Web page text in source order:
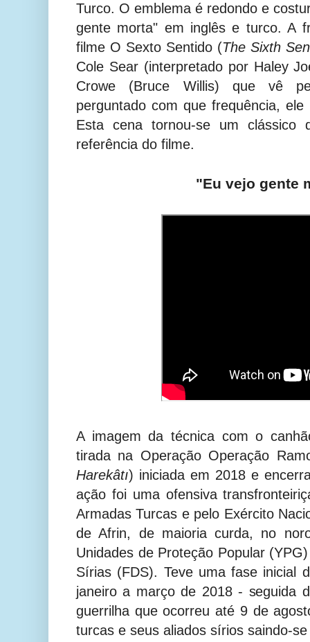
Turco. O emblema é redondo e
gente morta" em inglês e turco. A
filme O Sexto Sentido (The Sixth
Cole Sear (interpretado por Haley
Crowe (Bruce Willis) que vê
perguntado com que frequência,
Esta cena tornou-se um clássico
referência do filme.
"Eu vejo gente
A imagem da técnica com o
tirada na Operação Operação
Harekâtı) iniciada em 2018 e
ação foi uma ofensiva
Armadas Turcas e pelo Exército
de Afrin, de maioria curda, no
Unidades de Proteção Popular
Sírias (FDS). Teve uma fase inicial
janeiro a março de 2018 - seguida
guerrilha que ocorreu até 9 de
turcas e seus aliados sírios saindo-